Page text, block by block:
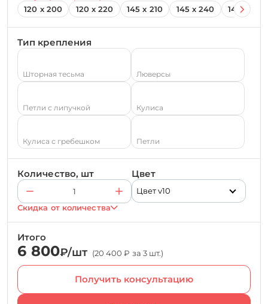
120 х 200
120 х 220 145 х 210 145 х 240 145 х 260
Тип крепления
Шторная тесьма Люверсы
Петли с липучкой Кулиса
Кулиса с гребешком Петли
Количество, шт Цвет
Цвет v10
Скидка от количества
Итого
6 800₽/шт (20 400 ₽ за 3 шт.)
Получить консультацию